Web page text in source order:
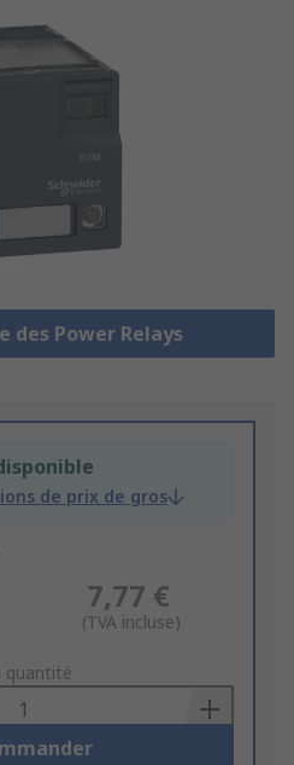
des Power Relays
de prix de gros
7,77 €
(TVA incluse)
quantité